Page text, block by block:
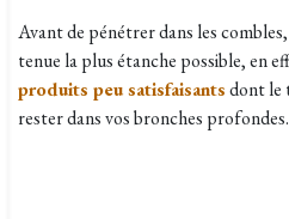
Avant de pénétrer dans les
tenue la plus étanche possible, en
produits peu satisfaisantsdont le
rester dans vos bronches profondes.